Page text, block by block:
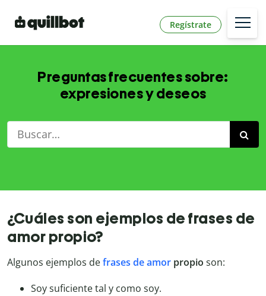
Regístrate
Preguntas frecuentes sobre:
expresiones y deseos
¿Cuáles son ejemplos de frases de
amor propio?
Algunos ejemplos defrases de amor propio son:
Soy suficiente tal y como soy.